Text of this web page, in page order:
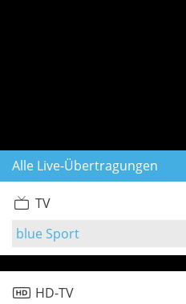
Alle Live-Übertragungen
TV
blue Sport
HD-TV